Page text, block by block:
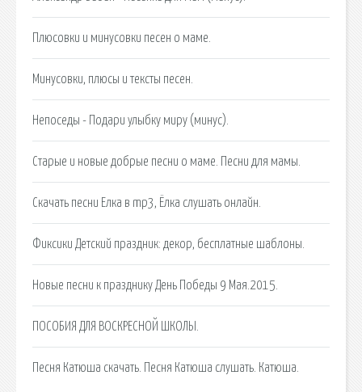
Плюсовки и минусовки песен о маме.
Минусовки, плюсы и тексты песен.
Непоседы - Подари улыбку миру (минус).
Старые и новые добрые песни о маме. Песни для мамы.
Скачать песни Елка в mp3, Ёлка слушать онлайн.
Фиксики Детский праздник: декор, бесплатные шаблоны.
Новые песни к празднику День Победы 9 Мая.2015.
ПОСОБИЯ ДЛЯ ВОСКРЕСНОЙ ШКОЛЫ.
Песня Катюша скачать. Песня Катюша слушать. Катюша.